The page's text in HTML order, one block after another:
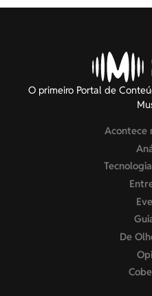
O primeiro Portal de
Acontece
De